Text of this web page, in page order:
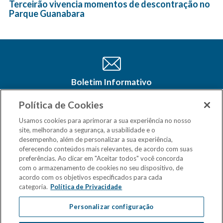
Terceirão vivencia momentos de descontração no
Parque Guanabara
Boletim Informativo
Cadastre-se e receba as últimas
atualizações do CSM Minas no seu e-
Política de Cookies
Usamos cookies para aprimorar a sua experiência no nosso
site, melhorando a segurança, a usabilidade e o
desempenho, além de personalizar a sua experiência,
oferecendo conteúdos mais relevantes, de acordo com suas
preferências. Ao clicar em "Aceitar todos" você concorda
com o armazenamento de cookies no seu dispositivo, de
acordo com os objetivos especificados para cada
categoria. Política de Privacidade
Personalizar configuração